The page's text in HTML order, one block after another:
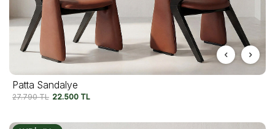
Patta Sandalye
27.790TL 22.500 TL